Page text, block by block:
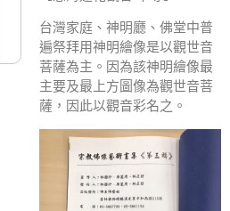
台灣家庭、神明廳、佛堂中普
遍祭拜用神明繪像是以觀世音
菩薩為主。因為該神明繪像最
主要及最上方圖像為觀世音菩
薩，因此以觀音彩名之。